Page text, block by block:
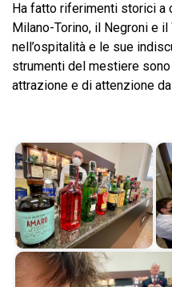
Ha fatto riferimenti storici a
Milano-Torino, il Negroni e
nell’ospitalità e le sue
strumenti del mestiere
attrazione e di attenzione